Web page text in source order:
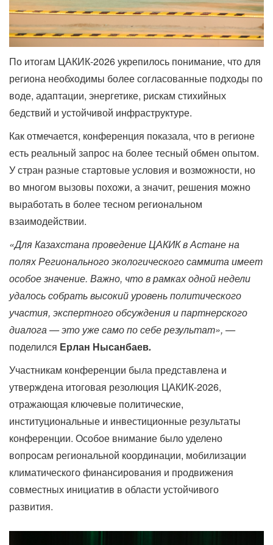
По итогам ЦАКИК-2026 укрепилось понимание, что для
региона необходимы более согласованные подходы по
воде, адаптации, энергетике, рискам стихийных
бедствий и устойчивой инфраструктуре.
Как отмечается, конференция показала, что в регионе
есть реальный запрос на более тесный обмен опытом.
У стран разные стартовые условия и возможности, но
во многом вызовы похожи, а значит, решения можно
выработать в более тесном региональном
взаимодействии.
«Для Казахстана проведение ЦАКИК в Астане на
полях Регионального экологического саммита имеет
особое значение. Важно, что в рамках одной недели
удалось собрать высокий уровень политического
участия, экспертного обсуждения и партнерского
диалога — это уже само по себе результат», —
поделился Ерлан Нысанбаев.
Участникам конференции была представлена и
утверждена итоговая резолюция ЦАКИК-2026,
отражающая ключевые политические,
институциональные и инвестиционные результаты
конференции. Особое внимание было уделено
вопросам региональной координации, мобилизации
климатического финансирования и продвижения
совместных инициатив в области устойчивого
развития.